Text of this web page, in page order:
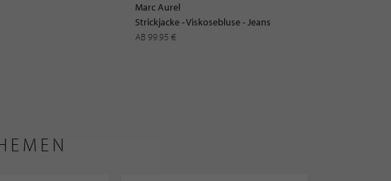
Marc Aurel
Strickjacke - Viskosebluse - Jeans
AB 99.95 €